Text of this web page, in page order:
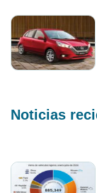
Noticias